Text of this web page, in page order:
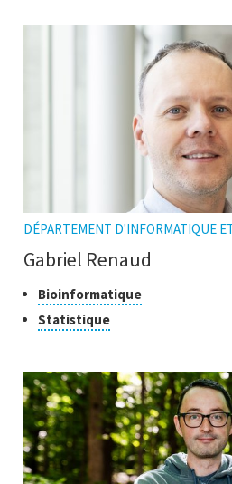
DÉPARTEMENT D'INFORMATIQUE
Gabriel Renaud
Classes
de
recherche
BioinformatiqueCliquer
StatistiqueCliquer
l'infobulle